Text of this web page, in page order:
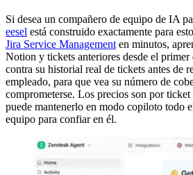
Si desea un compañero de equipo de IA
eesel está construido exactamente para
Jira Service Management en minutos,
Notion y tickets anteriores desde el
contra su historial real de tickets antes de
empleado, para que vea su número de
comprometerse. Los precios son por
puede mantenerlo en modo copiloto todo
equipo para confiar en él.